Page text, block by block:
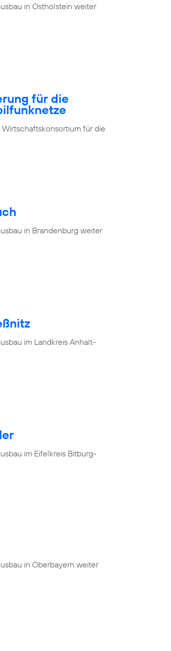
in Ostholstein weiter
für die
für die
in Brandenburg weiter
im Landkreis Anhalt-
im Eifelkreis Bitburg-
in Oberbayern weiter